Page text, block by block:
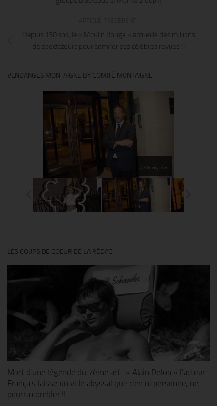
Depuis 130 ans, le « Moulin Rouge » accueille des millions
de spectateurs pour admirer ses célèbres revues !!
VENDANGES MONTAIGNE BY COMITÉ MONTAIGNE
@Thierry Ker
LES COUPS DE COEUR DE LA RÉDAC’
Mort d’une légende du 7ème art : « Alain Delon » l’acteur
Français laisse un vide abyssal que rien ni personne, ne
pourra combler !!